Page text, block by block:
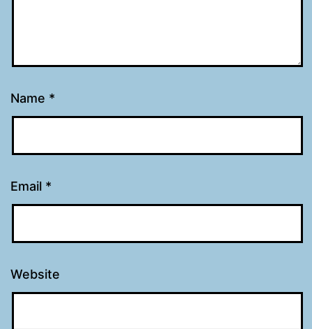
Name *
Email *
Website